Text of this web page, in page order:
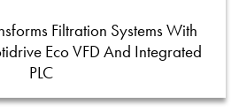
Filtration Systems With
Eco VFD And Integrated
PLC